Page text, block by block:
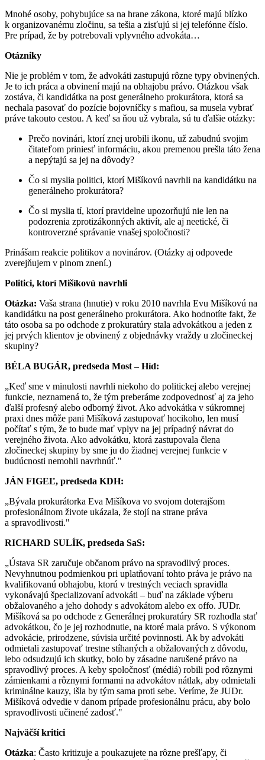
Mnohé osoby, pohybujúce sa na hrane zákona, ktoré majú blízko
k organizovanému zločinu, sa tešia a zisťujú si jej telefónne číslo.
Pre prípad, že by potrebovali vplyvného advokáta…
Otázniky
Nie je problém v tom, že advokáti zastupujú rôzne typy obvinených.
Je to ich práca a obvinení majú na obhajobu právo. Otázkou však
zostáva, či kandidátka na post generálneho prokurátora, ktorá sa
nechala pasovať do pozície bojovníčky s mafiou, sa musela vybrať
práve takouto cestou. A keď sa ňou už vybrala, sú tu ďalšie otázky:
Prečo novinári, ktorí znej urobili ikonu, už zabudnú svojim
čitateľom priniesť informáciu, akou premenou prešla táto žena
a nepýtajú sa jej na dôvody?
Čo si myslia politici, ktorí Mišíkovú navrhli na kandidátku na
generálneho prokurátora?
Čo si myslia tí, ktorí pravidelne upozorňujú nie len na
podozrenia zprotizákonných aktivít, ale aj neetické, či
kontroverzné správanie vnašej spoločnosti?
Prinášam reakcie politikov a novinárov. (Otázky aj odpovede
zverejňujem v plnom znení.)
Politici, ktorí Mišíkovú navrhli
Otázka: Vaša strana (hnutie) v roku 2010 navrhla Evu Mišíkovú na
kandidátku na post generálneho prokurátora. Ako hodnotíte fakt, že
táto osoba sa po odchode z prokuratúry stala advokátkou a jeden z
jej prvých klientov je obvinený z objednávky vraždy u zločineckej
skupiny?
BÉLA BUGÁR, predseda Most – Híd:
„Keď sme v minulosti navrhli niekoho do politickej alebo verejnej
funkcie, neznamená to, že tým preberáme zodpovednosť aj za jeho
ďalší profesný alebo odborný život. Ako advokátka v súkromnej
praxi dnes môže pani Mišíková zastupovať hocikoho, len musí
počítať s tým, že to bude mať vplyv na jej prípadný návrat do
verejného života. Ako advokátku, ktorá zastupovala člena
zločineckej skupiny by sme ju do žiadnej verejnej funkcie v
budúcnosti nemohli navrhnúť."
JÁN FIGEĽ, predseda KDH:
„Bývala prokurátorka Eva Mišíkova vo svojom doterajšom
profesionálnom živote ukázala, že stojí na strane práva
a spravodlivosti."
RICHARD SULÍK, predseda SaS:
„Ústava SR zaručuje občanom právo na spravodlivý proces.
Nevyhnutnou podmienkou pri uplatňovaní tohto práva je právo na
kvalifikovanú obhajobu, ktorú v trestných veciach spravidla
vykonávajú špecializovaní advokáti – buď na základe výberu
obžalovaného a jeho dohody s advokátom alebo ex offo. JUDr.
Mišíková sa po odchode z Generálnej prokuratúry SR rozhodla stať
advokátkou, čo je jej rozhodnutie, na ktoré mala právo. S výkonom
advokácie, prirodzene, súvisia určité povinnosti. Ak by advokáti
odmietali zastupovať trestne stíhaných a obžalovaných z dôvodu,
lebo odsudzujú ich skutky, bolo by zásadne narušené právo na
spravodlivý proces. A keby spoločnosť (médiá) robili pod rôznymi
zámienkami a rôznymi formami na advokátov nátlak, aby odmietali
kriminálne kauzy, išla by tým sama proti sebe. Veríme, že JUDr.
Mišíková odvedie v danom prípade profesionálnu prácu, aby bolo
spravodlivosti učinené zadosť."
Najväčší kritici
Otázka: Často kritizuje a poukazujete na rôzne prešľapy, či